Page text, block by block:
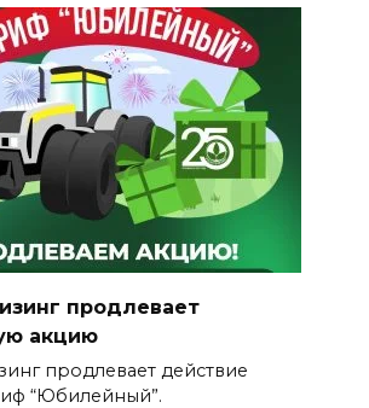
продлевает
акцию
продлевает действие
“Юбилейный”.